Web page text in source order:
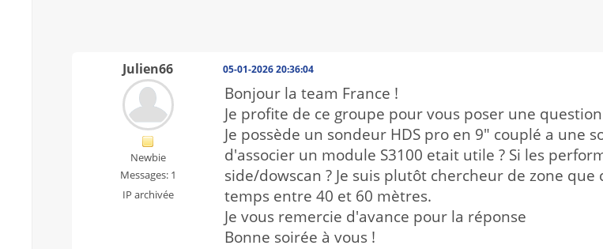
Julien66
Newbie
Messages: 1
IP archivée
05-01-2026 20:36:04
Bonjour la team France !
Je profite de ce groupe pour vous poser une
Je possède un sondeur HDS pro en 9" couplé a une
d'associer un module S3100 etait utile ? Si les
side/dowscan ? Je suis plutôt chercheur de zone
temps entre 40 et 60 mètres.
Je vous remercie d'avance pour la réponse
Bonne soirée à vous !